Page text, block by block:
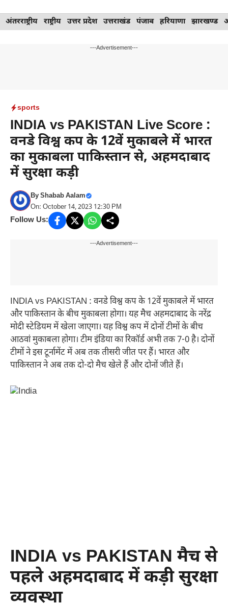
Skip
to
अंतरराष्ट्रीय राष्ट्रीय उत्तर प्रदेश उत्तराखंड पंजाब हरियाणा झारखण्ड
---Advertisement---
sports
INDIA vs PAKISTAN Live Score :
वनडे विश्व कप के 12वें मुकाबले में भारत
का मुकाबला पाकिस्तान से, अहमदाबाद
में सुरक्षा कड़ी
ByShabab Aalam
On: October 14, 2023 12:30 PM
Follow Us:
---Advertisement---
INDIA vs PAKISTAN : वनडे विश्व कप के 12वें मुकाबले में भारत
और पाकिस्तान के बीच मुकाबला होगा। यह मैच अहमदाबाद के नरेंद्र
मोदी स्टेडियम में खेला जाएगा। यह विश्व कप में दोनों टीमों के बीच
आठवां मुकाबला होगा। टीम इंडिया का रिकॉर्ड अभी तक 7-0 है। दोनों
टीमों ने इस टूर्नामेंट में अब तक तीसरी जीत पर हैं। भारत और
पाकिस्तान ने अब तक दो-दो मैच खेले हैं और दोनों जीते हैं।
INDIA vs PAKISTAN मैच से
पहले अहमदाबाद में कड़ी सुरक्षा
व्यवस्था